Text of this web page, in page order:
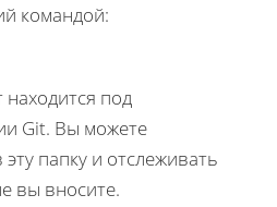
командой:
под
Git. Вы можете
папку и отслеживать
вы вносите.